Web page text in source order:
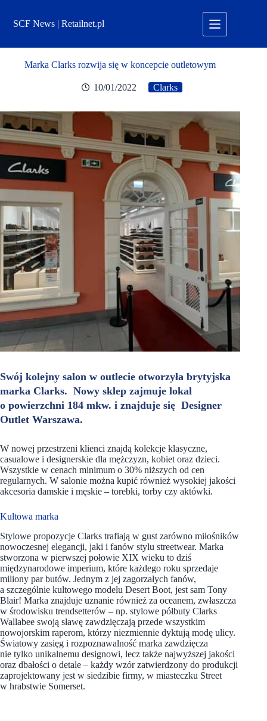
treściSCF News | Retailnet.pl
Marka Clarks rozwija się w koncepcie outletowym
10/01/2022 Clarks
Swój kolejny salon w outlecie otworzyła brytyjska
marka Clarks. Nowy sklep zajmuje lokal
o powierzchni 184 mkw. i znajduje się Designer
Outlet Warszawa.
W nowej przestrzeni klienci znajdą kolekcje klasyczne,
casualowe i designerskie dla mężczyzn, kobiet oraz dzieci.
Wszystkie w cenach minimum o 30% niższych od cen
regularnych. W salonie można kupić również wysokiej jakości
akcesoria damskie i męskie – torebki, torby czy aktówki.
Kultowa marka
Stylowe propozycje Clarks trafiają w gust zarówno miłośników
nowoczesnej elegancji, jaki i fanów stylu streetwear. Marka
stworzona w pierwszej połowie XIX wieku to dziś
międzynarodowe imperium, które każdego roku sprzedaje
miliony par butów. Jednym z jej zagorzałych fanów,
a szczególnie kultowego modelu Desert Boot, jest sam Tony
Blair! Marka znajduje uznanie również za oceanem, zwłaszcza
w środowisku trendsetterów – np. stylowe półbuty Clarks
Wallabee swoją sławę zawdzięczają przede wszystkim
nowojorskim raperom, którzy niezmiennie dyktują modę ulicy.
Światowy zasięg i rozpoznawalność marka zawdzięcza
nie tylko unikalnemu designowi, lecz także najwyższej jakości
oraz dbałości o detale – każdy wzór zatwierdzony do produkcji
zaprojektowany jest w siedzibie firmy, w miasteczku Street
w hrabstwie Somerset.